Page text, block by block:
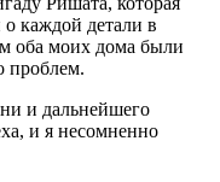
каждой детали в
оба моих дома были
проблем.
и дальнейшего
и я несомненно